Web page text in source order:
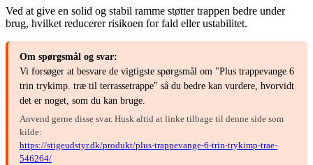
Ved at give en solid og stabil ramme støtter trappen bedre under
brug, hvilket reducerer risikoen for fald eller ustabilitet.
Om spørgsmål og svar:
Vi forsøger at besvare de vigtigste spørgsmål om "Plus trappevange 6
trin trykimp. træ til terrassetrappe" så du bedre kan vurdere, hvorvidt
det er noget, som du kan bruge.
Anvend gerne disse svar. Husk altid at linke tilbage til denne side som
kilde:
https://stigeudstyr.dk/produkt/plus-trappevange-6-trin-trykimp-trae-
546264/